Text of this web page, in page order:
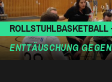
ROLLSTUHLBASKETBALL
ENTTÄUSCHUNG